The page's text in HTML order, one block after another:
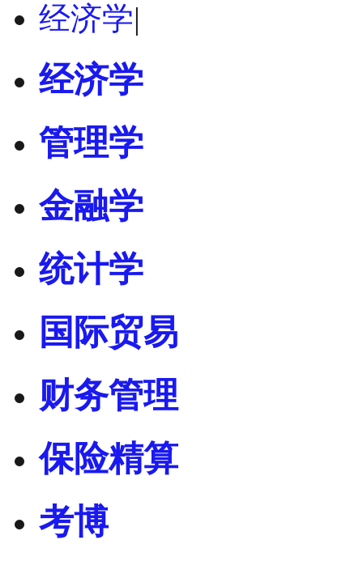
经济学|
经济学
管理学
金融学
统计学
国际贸易
财务管理
保险精算
考博